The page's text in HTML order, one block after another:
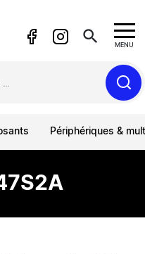
search MENU
Périphériques &